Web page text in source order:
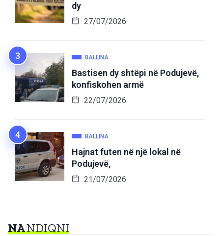
dy
27/07/2026
BALLINA
Bastisen dy shtëpi në Podujevë,
konfiskohen armë
22/07/2026
BALLINA
Hajnat futen në një lokal në
Podujevë,
21/07/2026
NANDIQNI